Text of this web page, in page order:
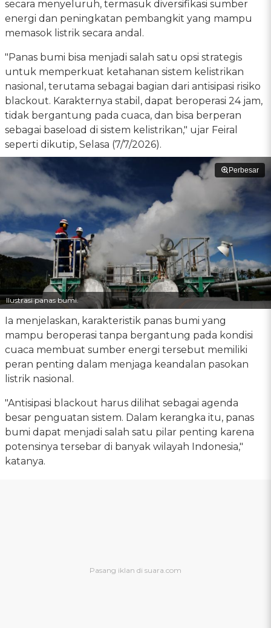
secara menyeluruh, termasuk diversifikasi sumber
energi dan peningkatan pembangkit yang mampu
memasok listrik secara andal.
"Panas bumi bisa menjadi salah satu opsi strategis
untuk memperkuat ketahanan sistem kelistrikan
nasional, terutama sebagai bagian dari antisipasi risiko
blackout. Karakternya stabil, dapat beroperasi 24 jam,
tidak bergantung pada cuaca, dan bisa berperan
sebagai baseload di sistem kelistrikan," ujar Feiral
seperti dikutip, Selasa (7/7/2026).
Perbesar
Ilustrasi panas bumi.
Ia menjelaskan, karakteristik panas bumi yang
mampu beroperasi tanpa bergantung pada kondisi
cuaca membuat sumber energi tersebut memiliki
peran penting dalam menjaga keandalan pasokan
listrik nasional.
"Antisipasi blackout harus dilihat sebagai agenda
besar penguatan sistem. Dalam kerangka itu, panas
bumi dapat menjadi salah satu pilar penting karena
potensinya tersebar di banyak wilayah Indonesia,"
katanya.